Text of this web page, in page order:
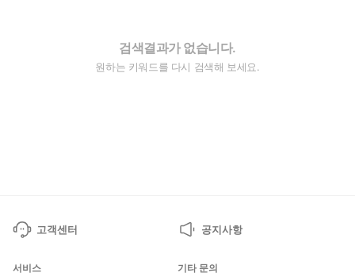
검색결과가 없습니다.
원하는 키워드를 다시 검색해 보세요.
고객센터 공지사항
서비스 기타 문의